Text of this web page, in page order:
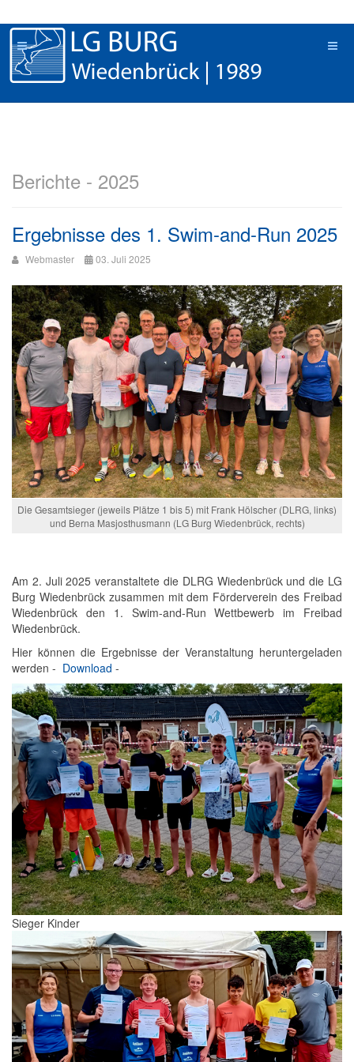
Berichte - 2025
Ergebnisse des 1. Swim-and-Run 2025
Webmaster 03. Juli 2025
Die Gesamtsieger (jeweils Plätze 1 bis 5) mit Frank Hölscher (DLRG, links)
und Berna Masjosthusmann (LG Burg Wiedenbrück, rechts)
Am 2. Juli 2025 veranstaltete die DLRG Wiedenbrück und die LG
Burg Wiedenbrück zusammen mit dem Förderverein des Freibad
Wiedenbrück den 1. Swim-and-Run Wettbewerb im Freibad
Wiedenbrück.
Hier können die Ergebnisse der Veranstaltung heruntergeladen
werden - Download -
Sieger Kinder